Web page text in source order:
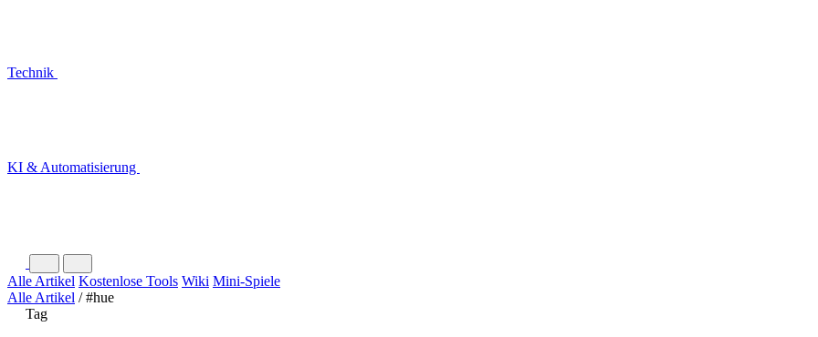
Technik
KI & Automatisierung
Alle Artikel Kostenlose Tools Wiki Mini-Spiele
Alle Artikel / #hue
Tag